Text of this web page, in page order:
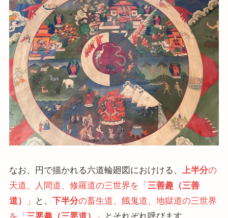
なお、円で描かれる六道輪廻図におけける、 上半分の
天道、人間道、修羅道の三世界を「 三善趣（三善
道）
」 と、 下半分の畜生道、餓鬼道、地獄道の三世界